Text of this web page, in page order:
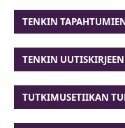
TENKIN
TENKIN
TUTKIMUSETIIKAN